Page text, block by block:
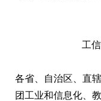
工
各省、自治区、直
团工业和信息化、